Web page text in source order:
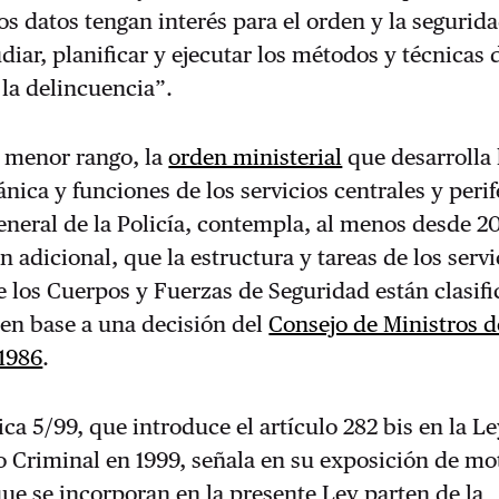
datos tengan interés para el orden y la
planificar y ejecutar los métodos y técnicas
delincuencia”.
menor rango, laorden ministerial que desarrolla
y funciones de los servicios centrales y
de la Policía, contempla, al menos desde
adicional, que la estructura y tareas de los
Cuerpos y Fuerzas de Seguridad están
base a una decisión delConsejo de Ministros
.
5/99, que introduce el artículo 282 bis en la
en 1999, señala en su exposición de
se incorporan en la presente Ley parten de la